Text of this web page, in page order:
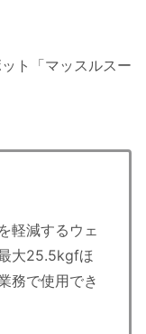
ト「マッスルスー
軽減するウェ
大25.5kgfほ
務で使用でき